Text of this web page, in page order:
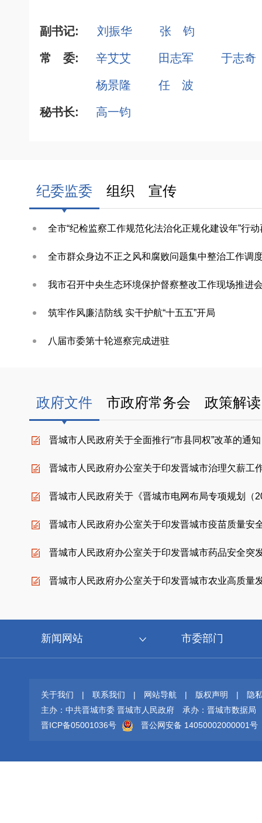
副书记: 刘振华 张 钧
常 委: 辛艾艾 田志军 于志奇
杨景隆 任 波
秘书长: 高一钧
纪委监委 组织 宣传
我市召开中央生态环境保护督察整改工作现场推进
筑牢作风廉洁防线 实干护航“十五五”开局
八届市委第十轮巡察完成进驻
政府文件 市政府常务会 政策解读
晋城市人民政府关于全面推行“市县同权”改革的通知
晋城市人民政府办公室关于印发晋城市治理欠薪工
晋城市人民政府关于《晋城市电网布局专项规划（
晋城市人民政府办公室关于印发晋城市疫苗质量安
晋城市人民政府办公室关于印发晋城市药品安全突
晋城市人民政府办公室关于印发晋城市农业高质量
新闻网站 市委部门
关于我们 | 联系我们 | 网站导航 | 版权声明 |
隐
主办：中共晋城市委 晋城市人民政府
承办：晋城市数据局
晋ICP备05001036号
晋公网安备 14050002000001号